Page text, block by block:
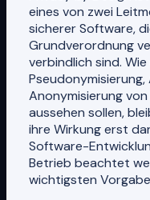
eines von zwei
sicherer Software,
Grundverordnung
verbindlich sind.
Anonymisierung
aussehen sollen,
ihre Wirkung erst
Software-
Betrieb beachtet
wichtigsten